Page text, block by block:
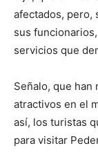
afectados, pero,
sus
servicios que
Señalo, que han
atractivos en el
así, los turistas
para visitar